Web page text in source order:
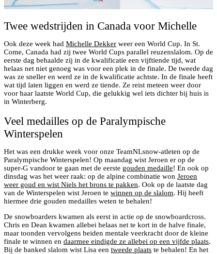
Twee wedstrijden in Canada voor Michelle
Ook deze week had Michelle Dekker weer een World Cup. In St.
Come, Canada had zij twee World Cups parallel reuzenslalom. Op de
eerste dag behaalde zij in de kwalificatie een vijftiende tijd, wat
helaas net niet genoeg was voor een plek in de finale. De tweede dag
was ze sneller en werd ze in de kwalificatie achtste. In de finale heeft
wat tijd laten liggen en werd ze tiende. Ze reist meteen weer door
voor haar laatste World Cup, die gelukkig wel iets dichter bij huis is
in Winterberg.
Veel medailles op de Paralympische
Winterspelen
Het was een drukke week voor onze TeamNLsnow-atleten op de
Paralympische Winterspelen! Op maandag wist Jeroen er op de
super-G vandoor te gaan met de eerste gouden medaille! En ook op
dinsdag was het weer raak: op de alpine combinatie won Jeroen
weer goud en wist Niels het brons te pakken. Ook op de laatste dag
van de Winterspelen wist Jeroen te winnen op de slalom. Hij heeft
hiermee drie gouden medailles weten te behalen!
De snowboarders kwamen als eerst in actie op de snowboardcross.
Chris en Dean kwamen allebei helaas net te kort in de halve finale,
maar toonden vervolgens beiden mentale veerkracht door de kleine
finale te winnen en daarmee eindigde ze allebei op een vijfde plaats.
Bij de banked slalom wist Lisa een tweede plaats te behalen! En het